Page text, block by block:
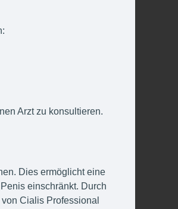
Arzt zu konsultieren.
Dies ermöglicht eine
einschränkt. Durch
Cialis Professional